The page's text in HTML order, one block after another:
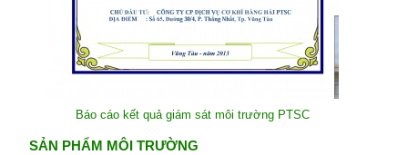
Báo cáo kết quả giám sát môi trường PTSC
SẢN PHẨM MÔI TRƯỜNG